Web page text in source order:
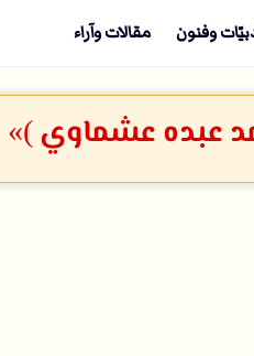
وفنون مقالات وآراء
عبده عشماوي )»